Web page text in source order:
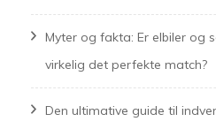
Myter og fakta: Er elbiler og
virkelig det perfekte match?
Den ultimative guide til